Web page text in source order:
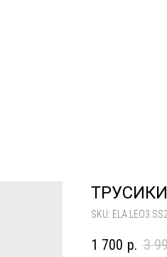
ТРУСИКИ
SKU:
1 700 р. 3